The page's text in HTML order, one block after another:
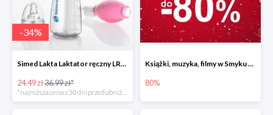
-34%
Simed Lakta Laktator ręczny LR-8 -34%
24.49 zł36.99 zł*
*najniższa cena z 30 dni przed obniżką
Książki, muzyka, filmy w Smyku do -80%
80%